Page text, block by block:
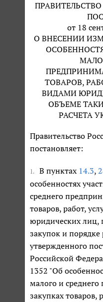
от 18
О ВНЕСЕНИИ
ТОВАРОВ,
ВИДАМИ
ОБЪЕМЕ
РАСЧЕТА
Правительство
постановляет:
1. В пунктах 14.3,
особенностях
среднего
товаров, работ,
юридических лиц,
закупок и порядке
утвержденного
Российской
1352 "Об
малого и среднего
закупках товаров,